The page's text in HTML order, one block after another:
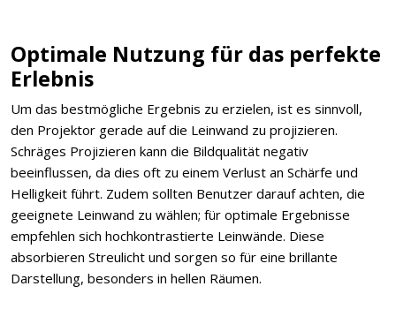
Optimale Nutzung für das perfekte
Erlebnis
Um das bestmögliche Ergebnis zu erzielen, ist es sinnvoll,
den Projektor gerade auf die Leinwand zu projizieren.
Schräges Projizieren kann die Bildqualität negativ
beeinflussen, da dies oft zu einem Verlust an Schärfe und
Helligkeit führt. Zudem sollten Benutzer darauf achten, die
geeignete Leinwand zu wählen; für optimale Ergebnisse
empfehlen sich hochkontrastierte Leinwände. Diese
absorbieren Streulicht und sorgen so für eine brillante
Darstellung, besonders in hellen Räumen.